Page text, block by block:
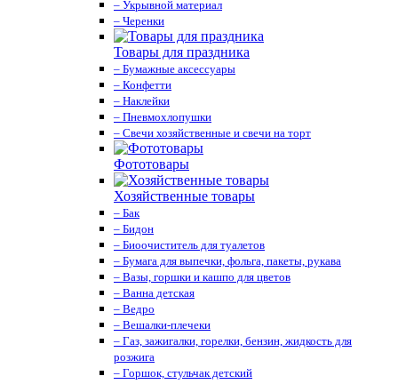
– Укрывной материал
– Черенки
Товары для праздника
– Бумажные аксессуары
– Конфетти
– Наклейки
– Пневмохлопушки
– Свечи хозяйственные и свечи на торт
Фототовары
Хозяйственные товары
– Бак
– Бидон
– Биоочиститель для туалетов
– Бумага для выпечки, фольга, пакеты, рукава
– Вазы, горшки и кашпо для цветов
– Ванна детская
– Ведро
– Вешалки-плечеки
– Газ, зажигалки, горелки, бензин, жидкость для
розжига
– Горшок, стульчак детский